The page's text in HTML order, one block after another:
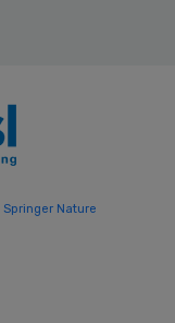
Springer Nature